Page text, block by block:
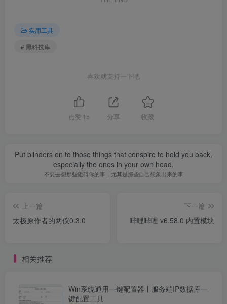
实用工具
# 黑科技库
喜欢就支持一下吧
点赞 15 分享 收藏
Put blinders on to those things that conspire to hold you back,
especially the ones in your own head.
不要去想那些阻碍你的事，尤其是那些自己想象出来的事
上一篇
太极原作者的两仪0.3.0
下一篇
哔哩哔哩 v6.58.0 内置模块
相关推荐
Win系统通用一键配置器丨服务端IP数据库一
键配置工具